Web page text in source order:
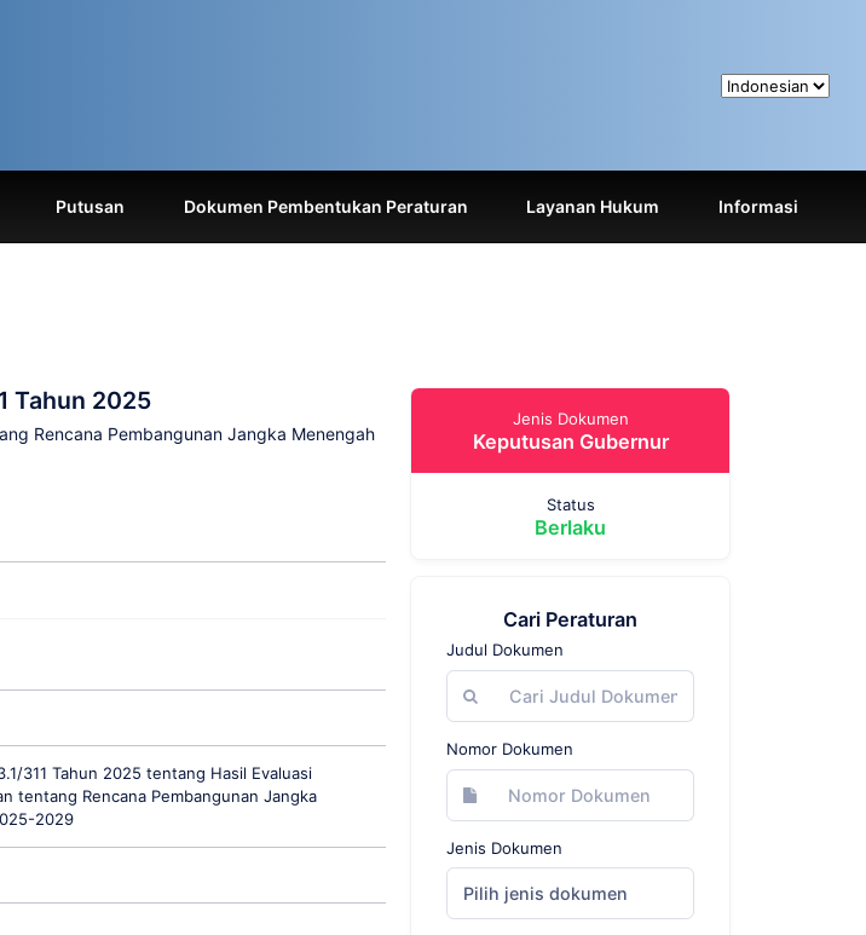
Putusan Dokumen Pembentukan Peraturan Layanan Hukum Informasi
Tahun 2025
Rencana Pembangunan Jangka Menengah
311 Tahun 2025 tentang Hasil Evaluasi
tentang Rencana Pembangunan Jangka
2029
Jenis Dokumen
Keputusan Gubernur
Status
Berlaku
Cari Peraturan
Judul Dokumen
Nomor Dokumen
Jenis Dokumen
Pilih jenis dokumen